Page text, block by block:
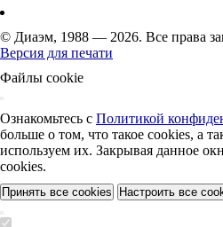
© Диаэм, 1988 — 2026. Все права
Версия для печати
Файлы cookie
Ознакомьтесь с Политикой
больше о том, что такое cookies, а
используем их. Закрывая данное
cookies.
Принять все cookies Настроить все